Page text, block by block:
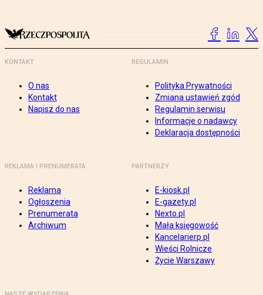
KONTAKT
O nas
Kontakt
Napisz do nas
REGULAMIN
Polityka Prywatności
Zmiana ustawień zgód
Regulamin serwisu
Informacje o nadawcy
Deklaracja dostępności
REKLAMA I PRENUMERATA
Reklama
Ogłoszenia
Prenumerata
Archiwum
PARTNERZY
E-kiosk.pl
E-gazety.pl
Nexto.pl
Mała księgowość
Kancelarierp.pl
Wieści Rolnicze
Życie Warszawy